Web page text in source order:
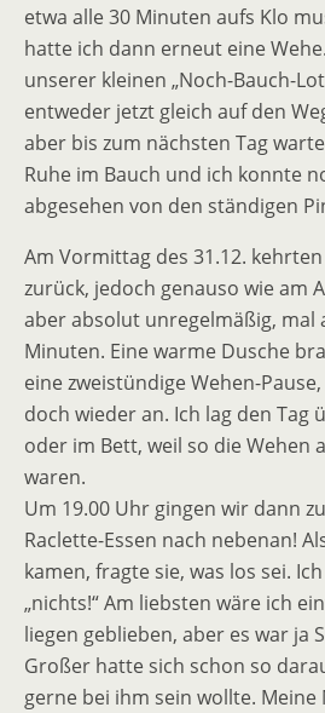
etwa alle 30 Minuten aufs Klo
hatte ich dann erneut eine
unserer kleinen „Noch-Bauch-
entweder jetzt gleich auf den
aber bis zum nächsten Tag
Ruhe im Bauch und ich konnte
abgesehen von den ständigen
Am Vormittag des 31.12.
zurück, jedoch genauso wie am
aber absolut unregelmäßig, mal
Minuten. Eine warme Dusche
eine zweistündige Wehen-
doch wieder an. Ich lag den Tag
oder im Bett, weil so die Wehen
waren.
Um 19.00 Uhr gingen wir dann
Raclette-Essen nach nebenan!
kamen, fragte sie, was los sei.
„nichts!“ Am liebsten wäre ich
liegen geblieben, aber es war ja
Großer hatte sich schon so
gerne bei ihm sein wollte. Meine